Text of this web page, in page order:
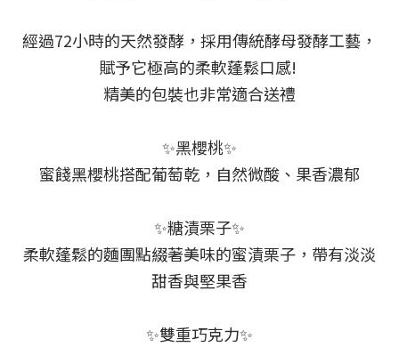
經過72小時的天然發酵，採用傳統酵母發酵工藝，
賦予它極高的柔軟蓬鬆口感!
精美的包裝也非常適合送禮
✨黑櫻桃✨
蜜餞黑櫻桃搭配葡萄乾，自然微酸、果香濃郁
✨糖漬栗子✨
柔軟蓬鬆的麵團點綴著美味的蜜漬栗子，帶有淡淡
甜香與堅果香
✨雙重巧克力✨